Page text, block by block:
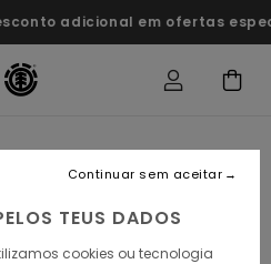
adicional em ofertas
TEUS DADOS
cookies ou tecnologia
Continuar sem aceitar